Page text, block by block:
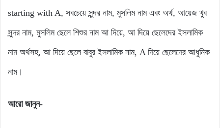
starting with A, সবচেয়ে সুন্দর নাম, মুসলিম নাম এবং অর্থ, আয়েজ খুব
সুন্দর নাম, মুসলিম ছেলে শিশুর নাম আ দিয়ে, আ দিয়ে ছেলেদের ইসলামিক
নাম অর্থসহ, আ দিয়ে ছেলে বাবুর ইসলামিক নাম, A দিয়ে ছেলেদের আধুনিক
নাম।
আরো জানুন-